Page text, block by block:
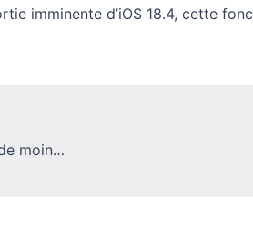
imminente d’iOS 18.4, cette
Plex augmente ses prix… et est de moins en moins gratuit